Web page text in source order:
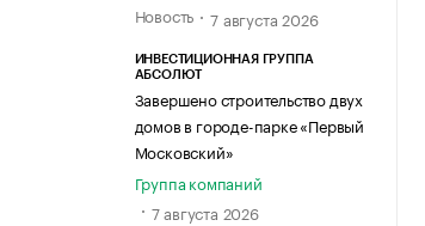
Новость
7 августа 2026
ИНВЕСТИЦИОННАЯ ГРУППА
АБСОЛЮТ
Завершено строительство двух
домов в городе-парке «Первый
Московский»
Группа компаний
7 августа 2026